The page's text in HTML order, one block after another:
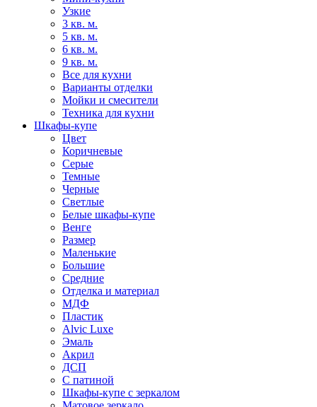
Узкие
3 кв. м.
5 кв. м.
6 кв. м.
9 кв. м.
Все для кухни
Варианты отделки
Мойки и смесители
Техника для кухни
Шкафы-купе
Цвет
Коричневые
Серые
Темные
Черные
Светлые
Белые шкафы-купе
Венге
Размер
Маленькие
Большие
Средние
Отделка и материал
МДФ
Пластик
Alvic Luxe
Эмаль
Акрил
ДСП
С патиной
Шкафы-купе с зеркалом